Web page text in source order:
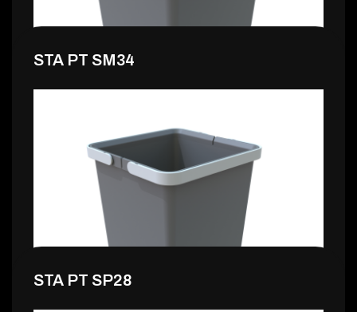
10,99 €
STA PT SM34
STA PT SP28